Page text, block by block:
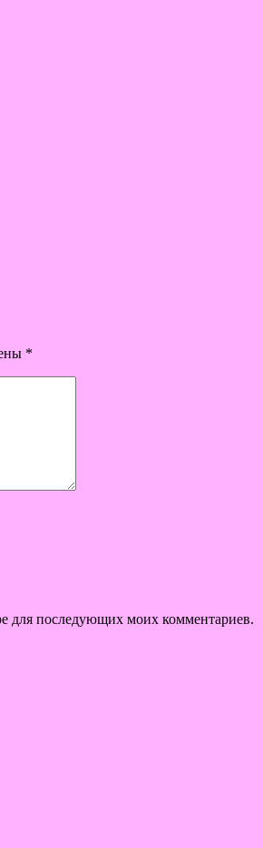
*
для последующих моих комментариев.